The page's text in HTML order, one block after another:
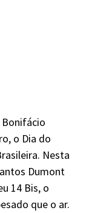
o Dia do
Nesta
Dumont
14 Bis, o
que o ar.